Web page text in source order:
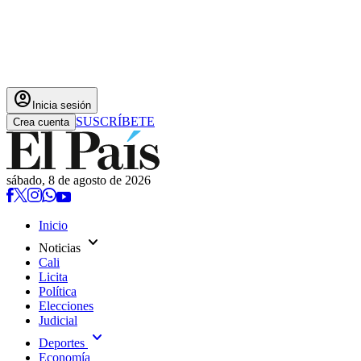
account_circle Inicia sesión
Crea cuenta SUSCRÍBETE
sábado, 8 de agosto de 2026
Inicio
Noticias expand_more
Cali
Licita
Política
Elecciones
Judicial
Deportes expand_more
Economía